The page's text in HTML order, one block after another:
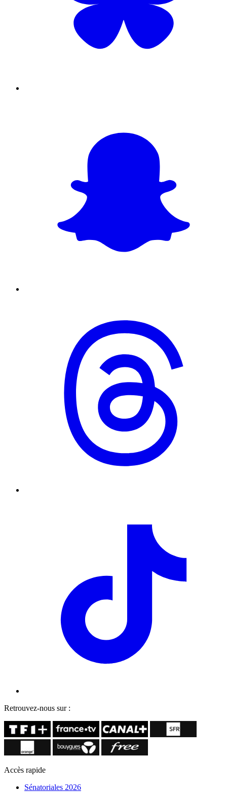
Retrouvez-nous sur :
Accès rapide
Sénatoriales 2026